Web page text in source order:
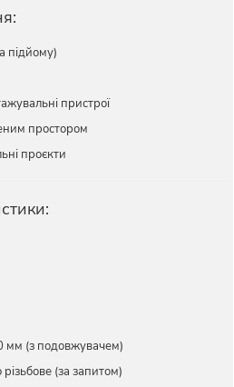
підйому)
пристрої
простором
проєкти
мм (з подовжувачем)
(за запитом)